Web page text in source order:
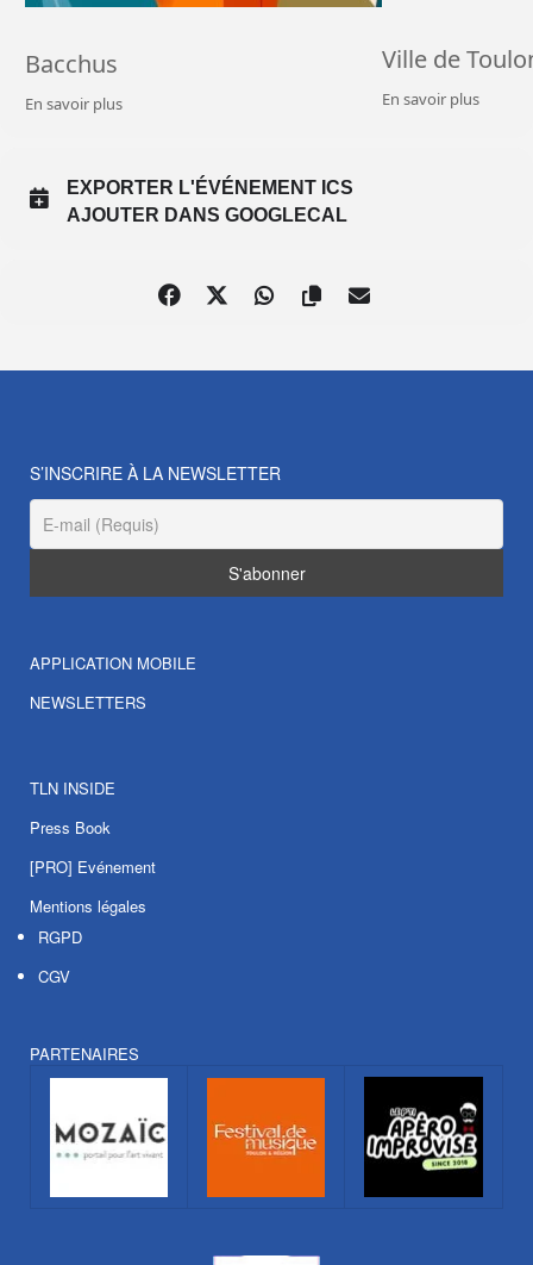
Bacchus
En savoir plus
Ville de
En savoir plus
EXPORTER L'ÉVÉNEMENT ICS
AJOUTER DANS GOOGLECAL
S’INSCRIRE À LA NEWSLETTER
APPLICATION MOBILE
NEWSLETTERS
TLN INSIDE
Press Book
[PRO] Evénement
Mentions légales
RGPD
CGV
PARTENAIRES